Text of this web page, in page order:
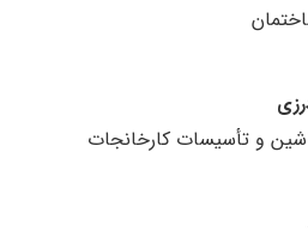
و تأسیسات کارخانجات